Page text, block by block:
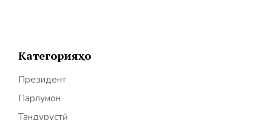
Категорияҳо
Президент
Парлумон
Тандурустӣ